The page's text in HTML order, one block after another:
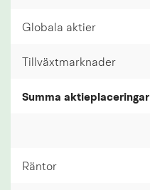
Globala aktier
Tillväxtmarknader
Summa aktieplaceringar
Räntor